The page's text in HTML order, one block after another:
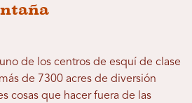
de los centros de esquí de clase
de 7300 acres de diversión
cosas que hacer fuera de las